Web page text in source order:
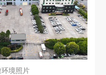
境照片